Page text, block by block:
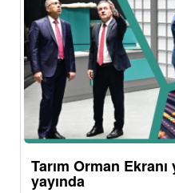
Tarım Orman
yayında